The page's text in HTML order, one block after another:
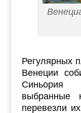
Регулярных
Венеции
Синьория
выбранные
перевезли